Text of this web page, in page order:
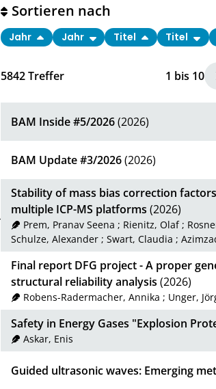
5842Treffer 1 bis 10
Sortieren nach
Jahr Jahr Titel Titel
BAM Inside #5/2026(2026)
BAM Update #3/2026(2026)
Stability of mass bias correction
multiple ICP-MS platforms (2026)
Prem, Pranav Seena ; Rienitz, Olaf;
Schulze, Alexander; Swart, Claudia ;
Final report DFG project - A proper
structural reliability analysis (2026)
Robens-Radermacher, Annika ; Unger,
Safety in Energy Gases "Explosion
Askar, Enis
Guided ultrasonic waves: Emerging